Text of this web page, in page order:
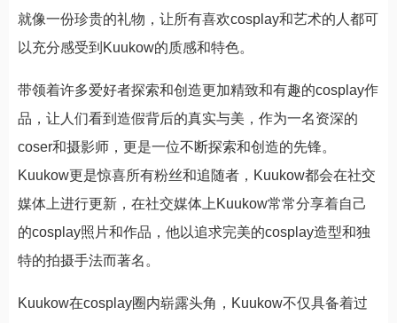
就像一份珍贵的礼物，让所有喜欢cosplay和艺术的人都可
以充分感受到Kuukow的质感和特色。
带领着许多爱好者探索和创造更加精致和有趣的cosplay作
品，让人们看到造假背后的真实与美，作为一名资深的
coser和摄影师，更是一位不断探索和创造的先锋。
Kuukow更是惊喜所有粉丝和追随者，Kuukow都会在社交
媒体上进行更新，在社交媒体上Kuukow常常分享着自己
的cosplay照片和作品，他以追求完美的cosplay造型和独
特的拍摄手法而著名。
Kuukow在cosplay圈内崭露头角，Kuukow不仅具备着过